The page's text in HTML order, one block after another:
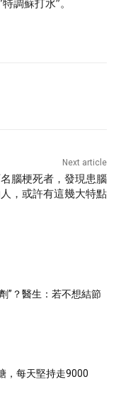
調蘇打水”。
Next article
腦梗死者，發現患腦
，或許有這幾大特點
”？醫生：若不想結節
，每天堅持走9000